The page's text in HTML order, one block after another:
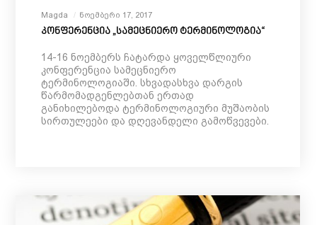
Magda Ნოემბერი 17, 2017
კონფერენცია „სამეცნიერო ტერმინოლოგია“
14-16 ნოემბერს ჩატარდა ყოველწლიური
კონფერენცია სამეცნიერო
ტერმინოლოგიაში. სხვადასხვა დარგის
წარმომადგენლებთან ერთად
განიხილებოდა ტერმინოლოგიური მუშაობის
სირთულეები და დღევანდელი გამოწვევები.